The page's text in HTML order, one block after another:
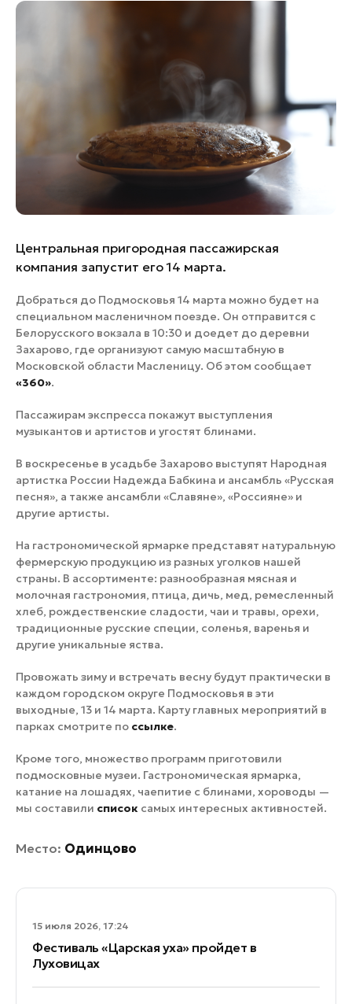
Горнолыжные клубы
Пикник в Подмосковье
Золотое кольцо России
Войти
Инвесторам
природные территории
15 июля 2026, 17:24
Фестиваль «Царская уха» пройдет в
Луховицах
Центральная пригородная пассажирская
компания запустит его 14 марта.
Добраться до Подмосковья 14 марта можно будет на
специальном масленичном поезде. Он отправится с
Белорусского вокзала в 10:30 и доедет до деревни
Захарово, где организуют самую масштабную в
Московской области Масленицу. Об этом сообщает
«360».
Пассажирам экспресса покажут выступления
музыкантов и артистов и угостят блинами.
В воскресенье в усадьбе Захарово выступят Народная
артистка России Надежда Бабкина и ансамбль «Русская
песня», а также ансамбли «Славяне», «Россияне» и
другие артисты.
На гастрономической ярмарке представят натуральную
фермерскую продукцию из разных уголков нашей
страны. В ассортименте: разнообразная мясная и
молочная гастрономия, птица, дичь, мед, ремесленный
хлеб, рождественские сладости, чаи и травы, орехи,
традиционные русские специи, соленья, варенья и
другие уникальные яства.
Провожать зиму и встречать весну будут практически в
каждом городском округе Подмосковья в эти
выходные, 13 и 14 марта. Карту главных мероприятий в
парках смотрите по ссылке.
Кроме того, множество программ приготовили
подмосковные музеи. Гастрономическая ярмарка,
катание на лошадях, чаепитие с блинами, хороводы —
мы составили список самых интересных активностей.
Место: Одинцово